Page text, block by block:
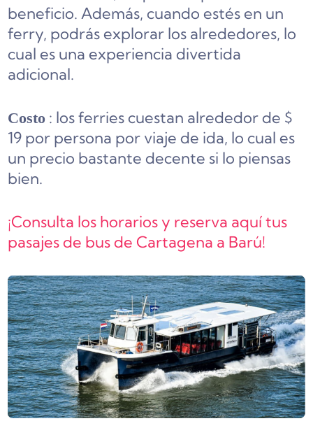
beneficio. Además, cuando estés en un
ferry, podrás explorar los alrededores, lo
cual es una experiencia divertida
adicional.
Costo : los ferries cuestan alrededor de $
19 por persona por viaje de ida, lo cual es
un precio bastante decente si lo piensas
bien.
¡Consulta los horarios y reserva aquí tus
pasajes de bus de Cartagena a Barú!